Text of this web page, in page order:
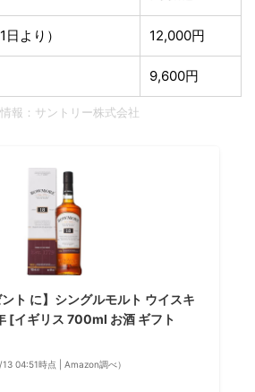
より） 12,000円
9,600円
報：サントリー株式会社
ント に】シングルモルト ウイスキ
[イギリス 700ml お酒 ギフト
13 04:51時点 | Amazon調べ）